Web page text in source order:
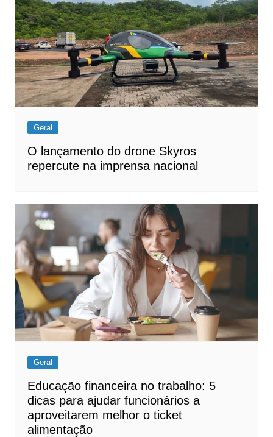
Geral
O lançamento do drone Skyros
repercute na imprensa nacional
Geral
Educação financeira no trabalho: 5
dicas para ajudar funcionários a
aproveitarem melhor o ticket
alimentação